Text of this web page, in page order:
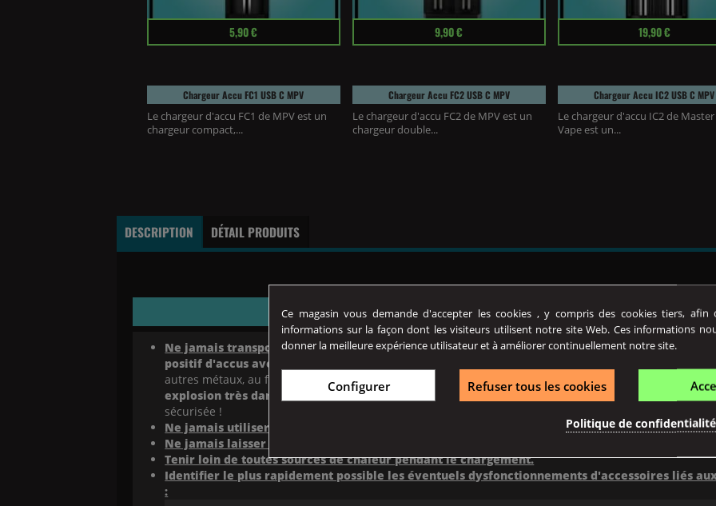
5,90 €
Chargeur Accu FC1 USB C MPV
Le chargeur d'accu FC1 de MPV est un
chargeur compact,...
9,90 €
Chargeur Accu FC2 USB C MPV
Le chargeur d'accu FC2 de MPV est un
chargeur double...
19,90 €
Chargeur Accu IC2 USB C MPV
Le chargeur d'accu IC2 de
Vape est un...
DESCRIPTION DÉTAIL PRODUITS
RÈGLES DE SÉCURITÉ D'UN ACCU DE CIGARETTE ÉLECTRONIQUE:
Ne jamais transporter des accus sansprotection : la mise encontact simultané du pôle négatif
positif d'accus avec un objet métallique
autres métaux, au fond d'une poche ou d’un sac,
risquerait de provoquer un dégazage, voire une
explosion très dangereuse ! Les protéger dans une boîte de transport adaptée s'avère la solution la
sécurisée !
Ne jamais utiliser un accu endommagé :
revêtement abimé ou déchiré, plots ou corps cabossés,...
Ne jamais laisser des accu charger sans surveillance.
Tenir loin de toutes sources de chaleur pendant le chargement.
Identifier le plus rapidement possible les éventuels dysfonctionnements d'accessoires liés
:
Ce magasin vous demande d'accepter les cookies , y compris des cookies tiers, afin
informations sur la façon dont les visiteurs utilisent notre site Web. Ces informations
donner la meilleure expérience utilisateur et à améliorer continuellement notre site.
Refuser tous les cookies
Configurer
Politique de